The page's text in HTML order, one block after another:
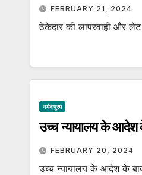
FEBRUARY 21, 2024
ठेकेदार की लापरवाही और लेट
नर्मदापुरम
उच्च न्यायालय के आदेश
FEBRUARY 20, 2024
उच्च न्यायालय के आदेश के बाद